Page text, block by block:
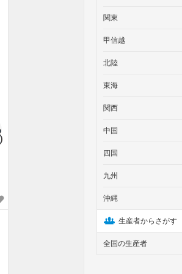
関東
甲信越
北陸
東海
関西
中国
四国
九州
沖縄
生産者からさがす
全国の生産者